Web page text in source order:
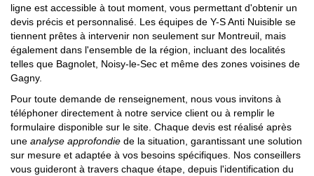
ligne est accessible à tout moment, vous permettant d'obtenir un
devis précis et personnalisé. Les équipes de Y-S Anti Nuisible se
tiennent prêtes à intervenir non seulement sur Montreuil, mais
également dans l'ensemble de la région, incluant des localités
telles que Bagnolet, Noisy-le-Sec et même des zones voisines de
Gagny.
Pour toute demande de renseignement, nous vous invitons à
téléphoner directement à notre service client ou à remplir le
formulaire disponible sur le site. Chaque devis est réalisé après
une analyse approfondie de la situation, garantissant une solution
sur mesure et adaptée à vos besoins spécifiques. Nos conseillers
vous guideront à travers chaque étape, depuis l'identification du